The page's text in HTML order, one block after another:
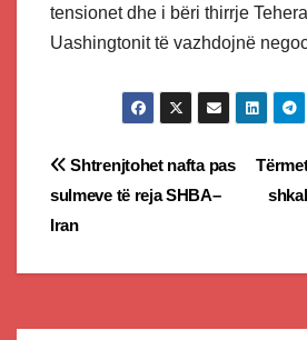
tensionet dhe i bëri thirrje
Uashingtonit të vazhdojnë
Post
navigation
Shtrenjtohet nafta pas
sulmeve të reja SHBA–
Iran